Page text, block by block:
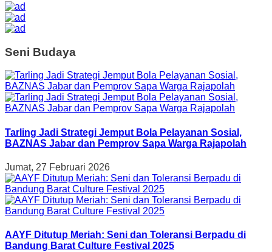
Seni Budaya
Tarling Jadi Strategi Jemput Bola Pelayanan Sosial,
BAZNAS Jabar dan Pemprov Sapa Warga Rajapolah
Jumat, 27 Februari 2026
AAYF Ditutup Meriah: Seni dan Toleransi Berpadu di
Bandung Barat Culture Festival 2025